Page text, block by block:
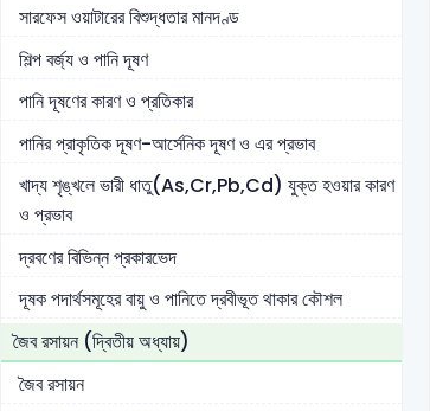
সারফেস ওয়াটারের বিশুদ্ধতার মানদণ্ড
শিল্প বর্জ্য ও পানি দূষণ
পানি দূষণের কারণ ও প্রতিকার
পানির প্রাকৃতিক দূষণ-আর্সেনিক দূষণ ও এর প্রভাব
খাদ্য শৃঙ্খলে ভারী ধাতু(As,Cr,Pb,Cd) যুক্ত হওয়ার কারণ
ও প্রভাব
দ্রবণের বিভিন্ন প্রকারভেদ
দূষক পদার্থসমূহের বায়ু ও পানিতে দ্রবীভূত থাকার কৌশল
জৈব রসায়ন (দ্বিতীয় অধ্যায়)
জৈব রসায়ন